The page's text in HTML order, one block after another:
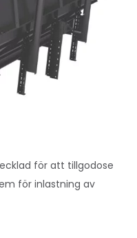
för att tillgodose
för inlastning av